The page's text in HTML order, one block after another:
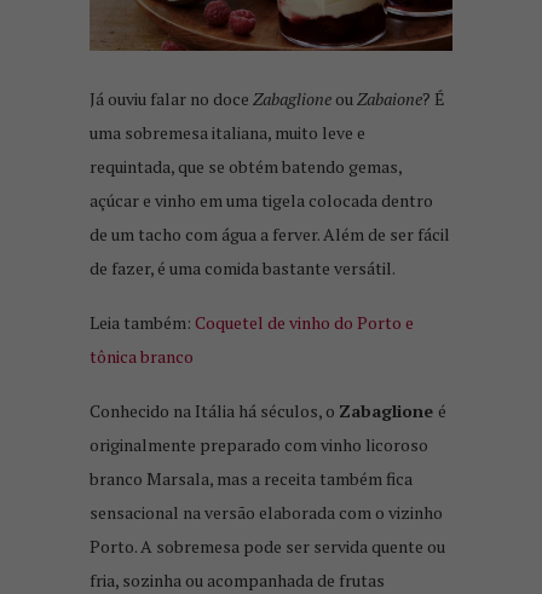
Já ouviu falar no doce Zabaglione ouZabaione? É
uma sobremesa italiana, muito leve e
requintada, que se obtém batendo gemas,
açúcar e vinho em uma tigela colocada dentro
de um tacho com água a ferver. Além de ser fácil
de fazer, é uma comida bastante versátil.
Leia também: Coquetel de vinho do Porto e
tônica branco
Conhecido na Itália há séculos, o Zabaglione é
originalmente preparado com vinho licoroso
branco Marsala, mas a receita também fica
sensacional na versão elaborada com o vizinho
Porto. A sobremesa pode ser servida quente ou
fria, sozinha ou acompanhada de frutas